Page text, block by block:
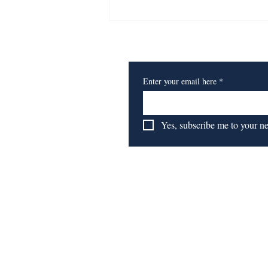
Enter your email here *
Yes, subscribe me to your